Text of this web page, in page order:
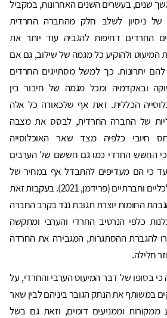
שנים, בעשרים השנים האחרונות, במקביל
של ניסיון לשלב חלק מהחברה החרדית
החרדים דחיפות להגביה עוד יותר את
המיעוט ולהוקיע כל מגמה של שילוב, גם אם
יתרונות. כך למשל מסתייגים החרדים
ובאקדמיה ומכל מגמה של חיבור בין
הכללית. זאת אף שלכאורה כל אלה
של החברה החרדית, לבסס את מצבה
חיובי כלפיה מצד שאר האוכלוסייה
2021). נראה כי החשש החרדי כמו גם חששם של הערבים
כי הם מעדיפים להתבדל אף במחיר של
אובדן אחיזה במשאבים כלכליים וחברתיים (פרידמן, 2021). בעקבות זאת
החומות יוצרת תגובת נגד בקרב החברה
כלפי הנרטיב החרדי והערבי ומתקשה
להגברת ההסתגרות, המגבירה את החרדה
חלילה.
בסופו של דבר המיעוט הערבי והחרדי, על
במשותף את הנתק הגובר ביניהם לבין שאר
ממקורות וממניעים דומים, וזאת גם בשל